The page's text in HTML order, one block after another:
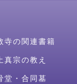
寺の関連書籍
真宗の教え
堂・合同墓